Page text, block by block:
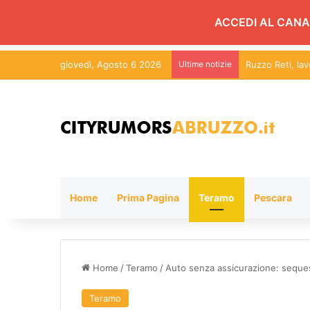
ACCEDI AL
giovedì, Agosto 6 2026 Ultime notizie Ruzzo Reti,
Home Prima Pagina Teramo Pescara
Home /Teramo / Auto senza assicurazione:
Teramo